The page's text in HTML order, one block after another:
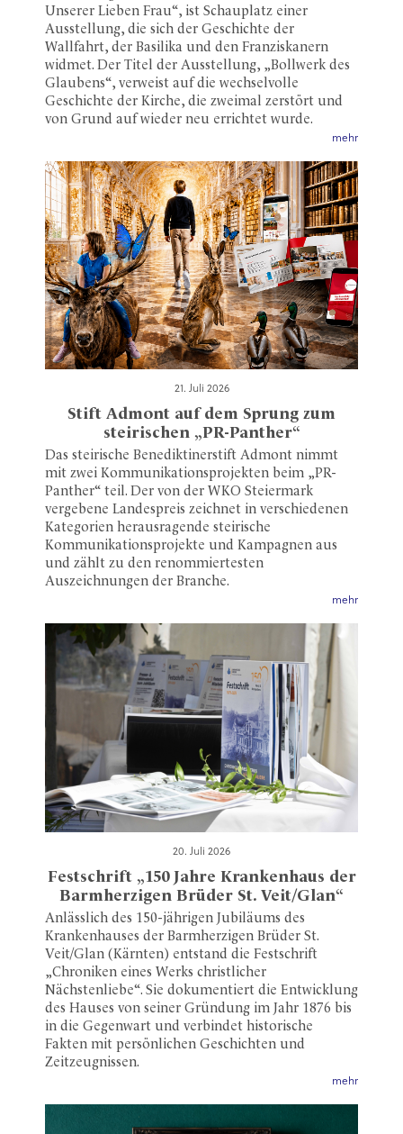
Unserer Lieben Frau“, ist Schauplatz einer
Ausstellung, die sich der Geschichte der
Wallfahrt, der Basilika und den Franziskanern
widmet. Der Titel der Ausstellung, „Bollwerk des
Glaubens“, verweist auf die wechselvolle
Geschichte der Kirche, die zweimal zerstört und
von Grund auf wieder neu errichtet wurde.
mehr
21. Juli 2026
Stift Admont auf dem Sprung zum
steirischen „PR-Panther“
Das steirische Benediktinerstift Admont nimmt
mit zwei Kommunikationsprojekten beim „PR-
Panther“ teil. Der von der WKO Steiermark
vergebene Landespreis zeichnet in verschiedenen
Kategorien herausragende steirische
Kommunikationsprojekte und Kampagnen aus
und zählt zu den renommiertesten
Auszeichnungen der Branche.
mehr
20. Juli 2026
Festschrift „150 Jahre Krankenhaus der
Barmherzigen Brüder St. Veit/Glan“
Anlässlich des 150-jährigen Jubiläums des
Krankenhauses der Barmherzigen Brüder St.
Veit/Glan (Kärnten) entstand die Festschrift
„Chroniken eines Werks christlicher
Nächstenliebe“. Sie dokumentiert die Entwicklung
des Hauses von seiner Gründung im Jahr 1876 bis
in die Gegenwart und verbindet historische
Fakten mit persönlichen Geschichten und
Zeitzeugnissen.
mehr